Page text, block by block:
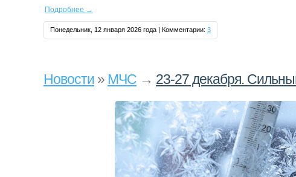
Подробнее →
Понедельник, 12 января 2026 года | Комментарии: 3
Новости » МЧС → 23-27 декабря.